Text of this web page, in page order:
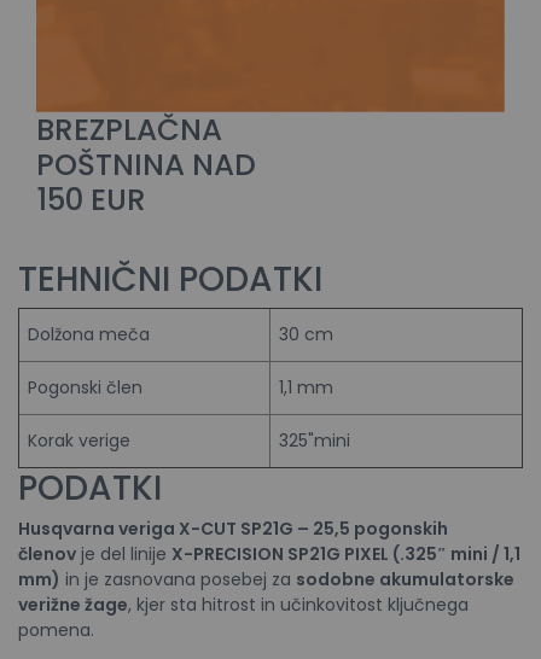
BREZPLAČNA
POŠTNINA NAD
150 EUR
TEHNIČNI PODATKI
Dolžona meča 30 cm
Pogonski člen 1,1 mm
Korak verige 325"mini
PODATKI
Husqvarna veriga X-CUT SP21G – 25,5 pogonskih
členov je del linije X-PRECISION SP21G PIXEL (.325″ mini / 1,1
mm) in je zasnovana posebej za sodobne akumulatorske
verižne žage, kjer sta hitrost in učinkovitost ključnega
pomena.